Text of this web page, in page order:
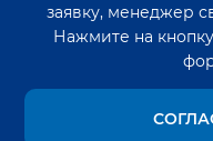
заявку, менеджер
Нажмите на